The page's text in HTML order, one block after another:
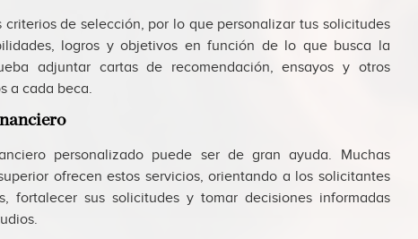
de selección, por lo que personalizar tus solicitudes
logros y objetivos en función de lo que busca la
adjuntar cartas de recomendación, ensayos y otros
a cada beca.
personalizado puede ser de gran ayuda. Muchas
ofrecen estos servicios, orientando a los solicitantes
fortalecer sus solicitudes y tomar decisiones informadas